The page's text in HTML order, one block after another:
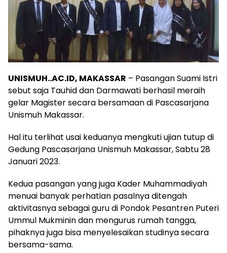
UNISMUH..AC.ID, MAKASSAR – Pasangan Suami Istri
sebut saja Tauhid dan Darmawati berhasil meraih
gelar Magister secara bersamaan di Pascasarjana
Unismuh Makassar.
Hal itu terlihat usai keduanya mengkuti ujian tutup di
Gedung Pascasarjana Unismuh Makassar, Sabtu 28
Januari 2023.
Kedua pasangan yang juga Kader Muhammadiyah
menuai banyak perhatian pasalnya ditengah
aktivitasnya sebagai guru di Pondok Pesantren Puteri
Ummul Mukminin dan mengurus rumah tangga,
pihaknya juga bisa menyelesaikan studinya secara
bersama-sama.